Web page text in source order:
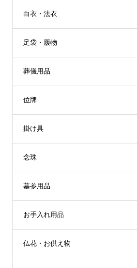
白衣・法衣
足袋・履物
葬儀用品
位牌
掛け具
念珠
墓参用品
お手入れ用品
仏花・お供え物